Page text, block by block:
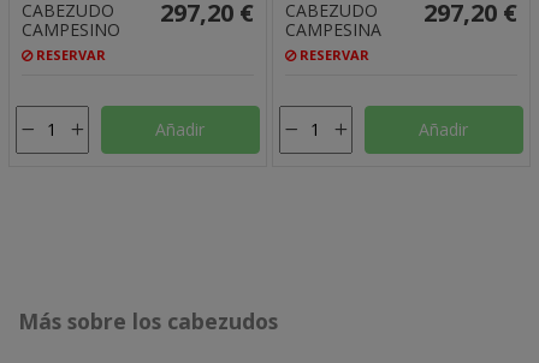
CABEZUDO
CAMPESINO
RESERVAR
297,20 €
Añadir
CABEZUDO
CAMPESINA
RESERVAR
297,20 €
Añadir
Más sobre los cabezudos